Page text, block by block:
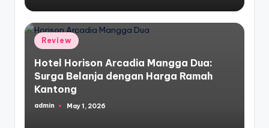
Posted
in
Review
Hotel Horison Arcadia Mangga Dua:
Surga Belanja dengan Harga Ramah
Kantong
Posted
admin May 1, 2026